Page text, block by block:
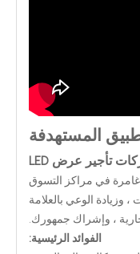
في مراكز التسوق
وزيادة الوعي بالعلامة
، وإشراك جمهورك.
الفوائد الرئيسية: